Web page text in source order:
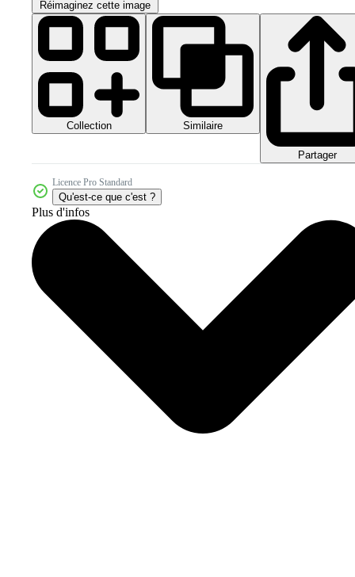
Réimaginez cette image
Collection Similaire
Partager
Licence Pro Standard
Qu'est-ce que c'est ?
Plus d'infos